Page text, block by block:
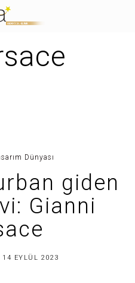
Dünyası
giden
Gianni
14 EYLÜL 2023